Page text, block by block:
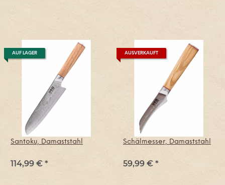
AUF LAGER
Santoku, Damaststahl
114,99 € *
AUSVERKAUFT
Schälmesser, Damaststahl
59,99 € *